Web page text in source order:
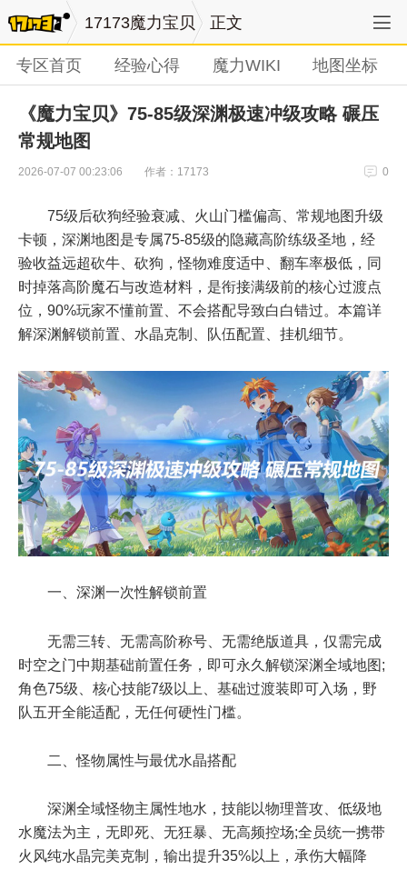
17173魔力宝贝 正文
专区首页 经验心得 魔力WIKI 地图坐标
《魔力宝贝》75-85级深渊极速冲级攻略 碾压
常规地图
2026-07-07 00:23:06 作者：17173 0
75级后砍狗经验衰减、火山门槛偏高、常规地图升级
卡顿，深渊地图是专属75-85级的隐藏高阶练级圣地，经
验收益远超砍牛、砍狗，怪物难度适中、翻车率极低，同
时掉落高阶魔石与改造材料，是衔接满级前的核心过渡点
位，90%玩家不懂前置、不会搭配导致白白错过。本篇详
解深渊解锁前置、水晶克制、队伍配置、挂机细节。
一、深渊一次性解锁前置
无需三转、无需高阶称号、无需绝版道具，仅需完成
时空之门中期基础前置任务，即可永久解锁深渊全域地图;
角色75级、核心技能7级以上、基础过渡装即可入场，野
队五开全能适配，无任何硬性门槛。
二、怪物属性与最优水晶搭配
深渊全域怪物主属性地水，技能以物理普攻、低级地
水魔法为主，无即死、无狂暴、无高频控场;全员统一携带
火风纯水晶完美克制，输出提升35%以上，承伤大幅降